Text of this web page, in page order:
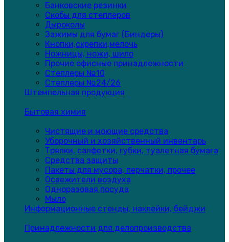
Банковские резинки
Скобы для степлеров
Дыроколы
Зажимы для бумаг (Биндеры)
Кнопки,скрепки,мелочь
Ножницы, ножи, шило
Прочие офисные принадлежности
Степлеры №10
Степлеры №24/26
Штемпельная продукция
Бытовая химия
Чистящие и моющие средства
Уборочный и хозяйственный инвентарь
Тряпки, салфетки, губки, туалетная бумага
Средства защиты
Пакеты для мусора, перчатки, прочее
Освежители воздуха
Одноразовая посуда
Мыло
Информационные стенды, наклейки, бейджи
Принадлежности для делопроизводства